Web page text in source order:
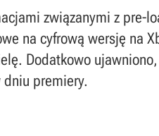
związanymi z pre-
na cyfrową wersję
Dodatkowo
premiery.